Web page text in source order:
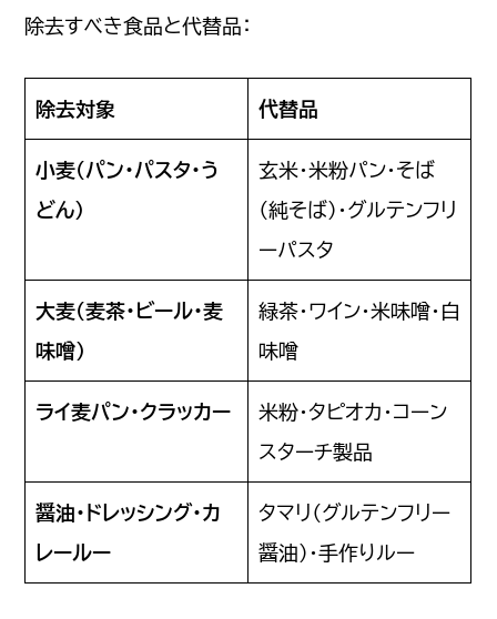
除去すべき食品と代替品：
除去対象 代替品
小麦（パン・パスタ・う
どん）
玄米・米粉パン・そば
（純そば）・グルテンフリ
ーパスタ
大麦（麦茶・ビール・麦
味噌）
緑茶・ワイン・米味噌・白
味噌
ライ麦パン・クラッカー
米粉・タピオカ・コーン
スターチ製品
醤油・ドレッシング・カ
レールー
タマリ（グルテンフリー
醤油）・手作りルー